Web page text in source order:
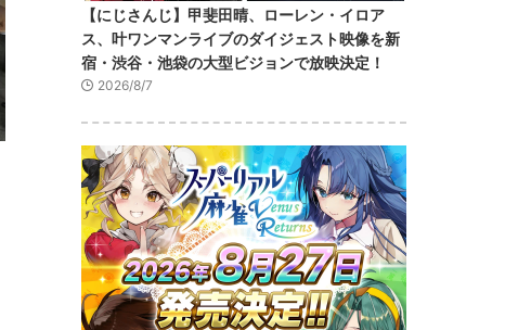
【にじさんじ】甲斐田晴、ローレン・イロア
ス、叶ワンマンライブのダイジェスト映像を新
宿・渋谷・池袋の大型ビジョンで放映決定！
2026/8/7